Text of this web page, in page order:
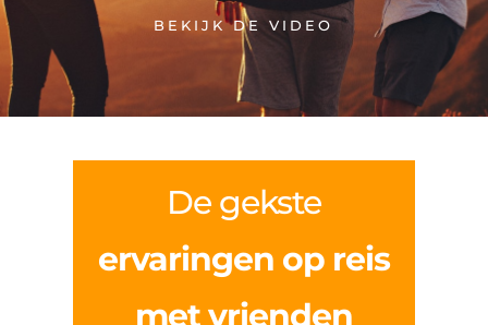
BEKIJK DE VIDEO
De gekste
ervaringen op reis
met vrienden